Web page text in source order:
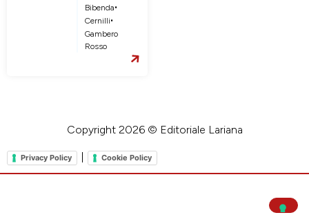
Bibenda•
Cernilli•
Gambero
Rosso
Copyright 2026 © Editoriale Lariana
Privacy Policy Cookie Policy